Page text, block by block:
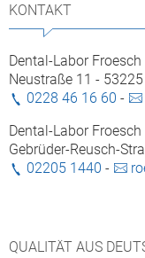
KONTAKT
Dental-Labor
Neustraße 11 -
0228 46 16 60 -
Dental-Labor
Gebrüder-Reusch-
02205 1440 -
QUALITÄT AUS